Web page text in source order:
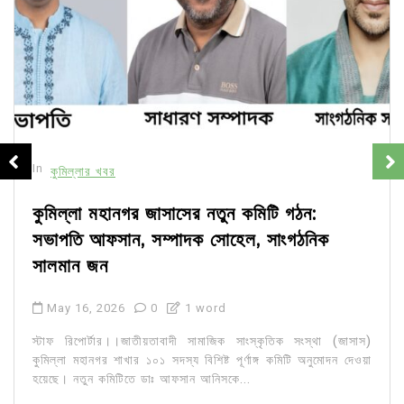
(জাসাস)
অনুমোদন দেওয়া
চান্দিনায় স্বামীর কাছ থেকে স্ত্রীকে
সংঘবদ্ধ ধর্ষণ, গ্রেফতার ৪
চান্দিনা প্রতিনিধি: কুমিল্লার চান্দিনায় আত্মীয়ের বাড়িতে
স্বামীর কাছ থেকে স্ত্রীকে ছিনিয়ে নিয়ে সঙ্ঘবদ্ধ ধর্ষণ
ঘটনার সাথে...